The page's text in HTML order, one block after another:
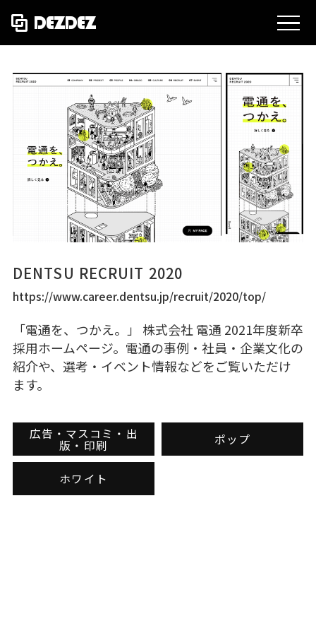
DENTSU RECRUIT 2020
https://www.career.dentsu.jp/recruit/2020/top/
「電通を、つかえ。」 株式会社 電通 2021年度新卒
採用ホームページ。電通の事例・社員・企業文化の
紹介や、選考・イベント情報などをご覧いただけ
ます。
広告・マスコミ・出
版・印刷 ポップ
ホワイト